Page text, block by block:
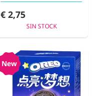
€ 2,75
SIN STOCK
New